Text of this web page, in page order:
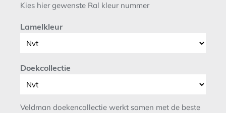
Kies hier gewenste Ral kleur nummer
Lamelkleur
Doekcollectie
Veldman doekencollectie werkt samen met de beste